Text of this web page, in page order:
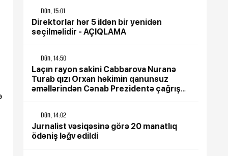
Dün, 15:01
Direktorlar hər 5 ildən bir yenidən
seçilməlidir - AÇIQLAMA
Dün, 14:50
Laçın rayon sakini Cabbarova Nuranə
Turab qızı Orxan həkimin qanunsuz
əməllərindən Cənab Prezidentə çağrış
Dün, 14:02
Jurnalist vəsiqəsinə görə 20 manatlıq
ödəniş ləğv edildi